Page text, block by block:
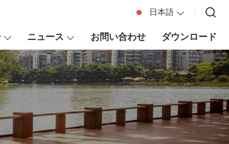
日本語
ニュース お問い合わせ ダウンロード